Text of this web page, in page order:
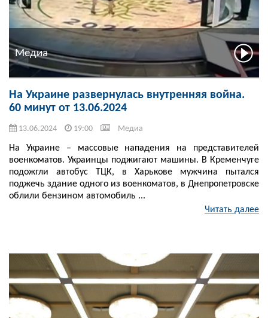
Медиа
На Украине развернулась внутренняя война.
60 минут от 13.06.2024
13.06.2024 19:00 Медиа
На Украине – массовые нападения на представителей
военкоматов. Украинцы поджигают машины. В Кременчуге
подожгли автобус ТЦК, в Харькове мужчина пытался
поджечь здание одного из военкоматов, в Днепропетровске
облили бензином автомобиль ...
Читать далее